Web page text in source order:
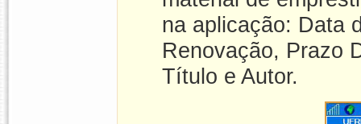
na aplicação: Data
Renovação, Prazo
Título e Autor.